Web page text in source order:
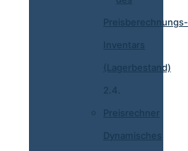
Preisberechnungs-
Inventars
(Lagerbestand)
Preisrechner
Dynamisches